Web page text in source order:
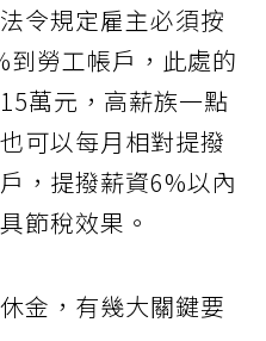
令規定雇主必須按
到勞工帳戶，此處的
萬元，高薪族一點
可以每月相對提撥
，提撥薪資6%以內
節稅效果。
金，有幾大關鍵要